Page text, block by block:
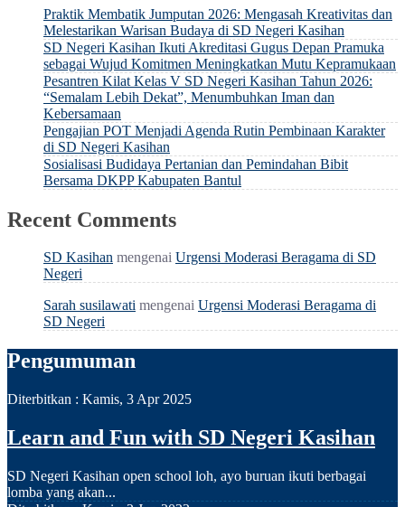
Praktik Membatik Jumputan 2026: Mengasah Kreativitas dan
Melestarikan Warisan Budaya di SD Negeri Kasihan
SD Negeri Kasihan Ikuti Akreditasi Gugus Depan Pramuka
sebagai Wujud Komitmen Meningkatkan Mutu Kepramukaan
Pesantren Kilat Kelas V SD Negeri Kasihan Tahun 2026:
“Semalam Lebih Dekat”, Menumbuhkan Iman dan
Kebersamaan
Pengajian POT Menjadi Agenda Rutin Pembinaan Karakter
di SD Negeri Kasihan
Sosialisasi Budidaya Pertanian dan Pemindahan Bibit
Bersama DKPP Kabupaten Bantul
Recent Comments
SD Kasihan mengenai Urgensi Moderasi Beragama di SD
Negeri
Sarah susilawati mengenai Urgensi Moderasi Beragama di
SD Negeri
Pengumuman
Diterbitkan : Kamis, 3 Apr 2025
Learn and Fun with SD Negeri Kasihan
SD Negeri Kasihan open school loh, ayo buruan ikuti berbagai
lomba yang akan...